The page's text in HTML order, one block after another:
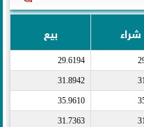
شراء بيع
29.6194
31.8942
35.9610
31.7363